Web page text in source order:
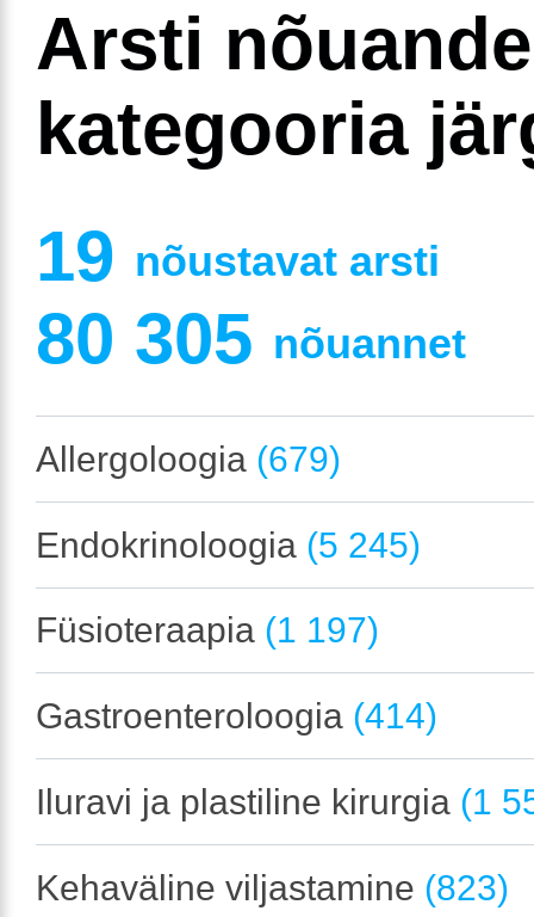
Arsti
kategooria
19 nõustavat arsti
80 305 nõuannet
Allergoloogia (679)
Endokrinoloogia (5 245)
Füsioteraapia (1 197)
Gastroenteroloogia (414)
Iluravi ja plastiline kirurgia (1
Kehaväline viljastamine (823)